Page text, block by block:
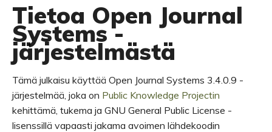
Tietoa Open Journal
Systems -
järjestelmästä
Tämä julkaisu käyttää Open Journal Systems 3.4.0.9 -
järjestelmää, joka on Public Knowledge Projectin
kehittämä, tukema ja GNU General Public License -
lisenssillä vapaasti jakama avoimen lähdekoodin